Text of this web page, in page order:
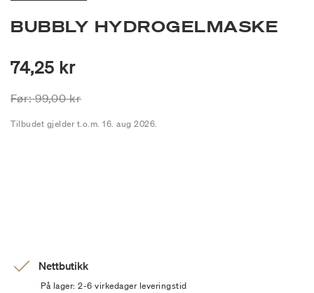
BUBBLY HYDROGELMASKE
74,25 kr
Prisen er nedsatt fra
Før:99,00 krtil
Tilbudet gjelder t.o.m. 16. aug 2026.
Nettbutikk
På lager: 2-6 virkedager leveringstid